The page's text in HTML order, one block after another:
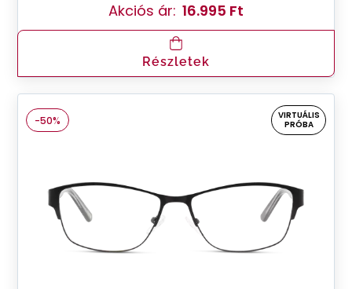
Akciós ár: 16.995 Ft
Részletek
-50%
VIRTUÁLIS
PRÓBA